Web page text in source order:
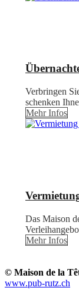
Verbringen
schenken
Mehr Infos
Das Maison
Mehr Infos
© Maison de la
www.pub-rutz.ch